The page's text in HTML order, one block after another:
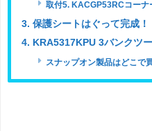
取付5. KACGP53RCコーナ
3. 保護シートはぐって完成！
4. KRA5317KPU 3バンクツ
スナップオン製品はどこで